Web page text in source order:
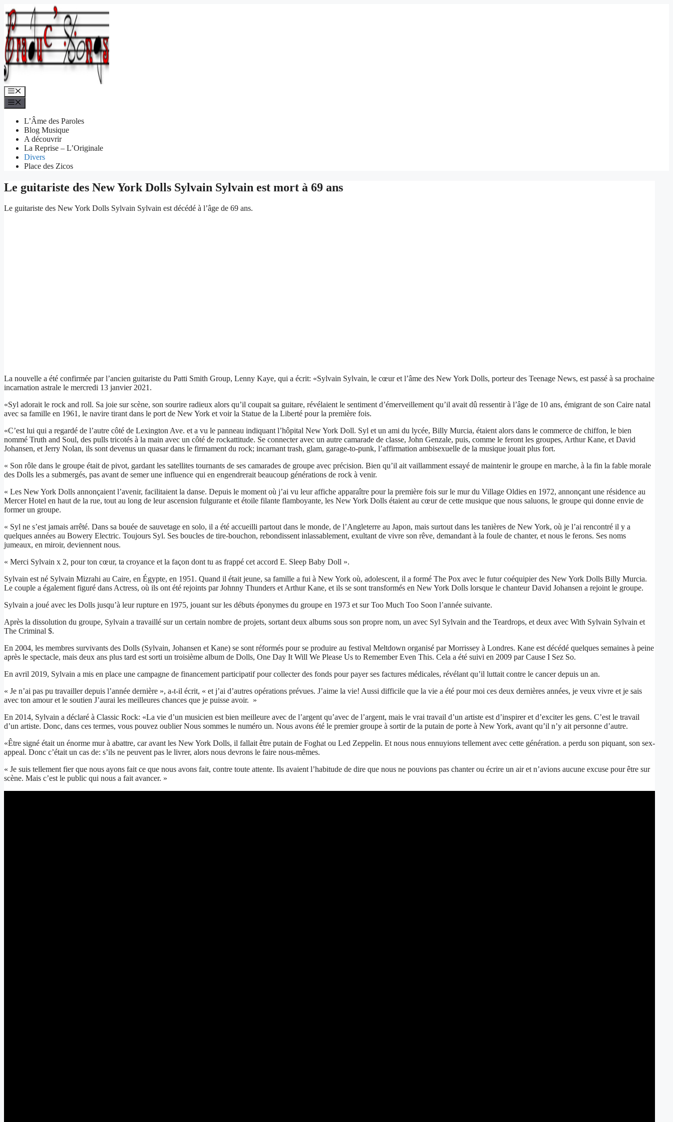
Aller
au
contenu
Menu
L’Âme des Paroles
Blog Musique
A découvrir
La Reprise – L’Originale
Divers
Place des Zicos
Le guitariste des New York Dolls Sylvain Sylvain est mort à 69 ans
Le guitariste des New York Dolls Sylvain Sylvain est décédé à l’âge de 69 ans.
La nouvelle a été confirmée par l’ancien guitariste du Patti Smith Group, Lenny Kaye, qui a écrit: «Sylvain Sylvain, le cœur et l’âme des New York Dolls, porteur des Teenage News, est passé à sa prochaine
incarnation astrale le mercredi 13 janvier 2021.
«Syl adorait le rock and roll. Sa joie sur scène, son sourire radieux alors qu’il coupait sa guitare, révélaient le sentiment d’émerveillement qu’il avait dû ressentir à l’âge de 10 ans, émigrant de son Caire natal
avec sa famille en 1961, le navire tirant dans le port de New York et voir la Statue de la Liberté pour la première fois.
«C’est lui qui a regardé de l’autre côté de Lexington Ave. et a vu le panneau indiquant l’hôpital New York Doll. Syl et un ami du lycée, Billy Murcia, étaient alors dans le commerce de chiffon, le bien
nommé Truth and Soul, des pulls tricotés à la main avec un côté de rockattitude. Se connecter avec un autre camarade de classe, John Genzale, puis, comme le feront les groupes, Arthur Kane, et David
Johansen, et Jerry Nolan, ils sont devenus un quasar dans le firmament du rock; incarnant trash, glam, garage-to-punk, l’affirmation ambisexuelle de la musique jouait plus fort.
« Son rôle dans le groupe était de pivot, gardant les satellites tournants de ses camarades de groupe avec précision. Bien qu’il ait vaillamment essayé de maintenir le groupe en marche, à la fin la fable morale
des Dolls les a submergés, pas avant de semer une influence qui en engendrerait beaucoup générations de rock à venir.
« Les New York Dolls annonçaient l’avenir, facilitaient la danse. Depuis le moment où j’ai vu leur affiche apparaître pour la première fois sur le mur du Village Oldies en 1972, annonçant une résidence au
Mercer Hotel en haut de la rue, tout au long de leur ascension fulgurante et étoile filante flamboyante, les New York Dolls étaient au cœur de cette musique que nous saluons, le groupe qui donne envie de
former un groupe.
« Syl ne s’est jamais arrêté. Dans sa bouée de sauvetage en solo, il a été accueilli partout dans le monde, de l’Angleterre au Japon, mais surtout dans les tanières de New York, où je l’ai rencontré il y a
quelques années au Bowery Electric. Toujours Syl. Ses boucles de tire-bouchon, rebondissent inlassablement, exultant de vivre son rêve, demandant à la foule de chanter, et nous le ferons. Ses noms
jumeaux, en miroir, deviennent nous.
« Merci Sylvain x 2, pour ton cœur, ta croyance et la façon dont tu as frappé cet accord E. Sleep Baby Doll ».
Sylvain est né Sylvain Mizrahi au Caire, en Égypte, en 1951. Quand il était jeune, sa famille a fui à New York où, adolescent, il a formé The Pox avec le futur coéquipier des New York Dolls Billy Murcia.
Le couple a également figuré dans Actress, où ils ont été rejoints par Johnny Thunders et Arthur Kane, et ils se sont transformés en New York Dolls lorsque le chanteur David Johansen a rejoint le groupe.
Sylvain a joué avec les Dolls jusqu’à leur rupture en 1975, jouant sur les débuts éponymes du groupe en 1973 et sur Too Much Too Soon l’année suivante.
Après la dissolution du groupe, Sylvain a travaillé sur un certain nombre de projets, sortant deux albums sous son propre nom, un avec Syl Sylvain and the Teardrops, et deux avec With Sylvain Sylvain et
The Criminal $.
En 2004, les membres survivants des Dolls (Sylvain, Johansen et Kane) se sont réformés pour se produire au festival Meltdown organisé par Morrissey à Londres. Kane est décédé quelques semaines à peine
après le spectacle, mais deux ans plus tard est sorti un troisième album de Dolls, One Day It Will We Please Us to Remember Even This. Cela a été suivi en 2009 par Cause I Sez So.
En avril 2019, Sylvain a mis en place une campagne de financement participatif pour collecter des fonds pour payer ses factures médicales, révélant qu’il luttait contre le cancer depuis un an.
« Je n’ai pas pu travailler depuis l’année dernière », a-t-il écrit, « et j’ai d’autres opérations prévues. J’aime la vie! Aussi difficile que la vie a été pour moi ces deux dernières années, je veux vivre et je sais
avec ton amour et le soutien J’aurai les meilleures chances que je puisse avoir. »
En 2014, Sylvain a déclaré à Classic Rock: «La vie d’un musicien est bien meilleure avec de l’argent qu’avec de l’argent, mais le vrai travail d’un artiste est d’inspirer et d’exciter les gens. C’est le travail
d’un artiste. Donc, dans ces termes, vous pouvez oublier Nous sommes le numéro un. Nous avons été le premier groupe à sortir de la putain de porte à New York, avant qu’il n’y ait personne d’autre.
«Être signé était un énorme mur à abattre, car avant les New York Dolls, il fallait être putain de Foghat ou Led Zeppelin. Et nous nous ennuyions tellement avec cette génération. a perdu son piquant, son sex-
appeal. Donc c’était un cas de: s’ils ne peuvent pas le livrer, alors nous devrons le faire nous-mêmes.
« Je suis tellement fier que nous ayons fait ce que nous avons fait, contre toute attente. Ils avaient l’habitude de dire que nous ne pouvions pas chanter ou écrire un air et n’avions aucune excuse pour être sur
scène. Mais c’est le public qui nous a fait avancer. »